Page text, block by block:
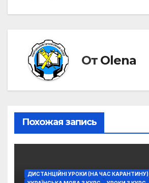
От Olena
Похожая запись
ДИСТАНЦІЙНІ УРОКИ (НА ЧАС КАРАНТИНУ)